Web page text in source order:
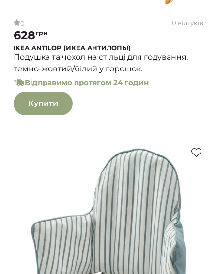
0 0 відгуків
628грн
IKEA ANTILOP (ИКЕА АНТИЛОПЫ)
Подушка та чохол на стільці для годування,
темно-жовтий/білий у горошок.
Відправимо протягом 24 годин
Купити